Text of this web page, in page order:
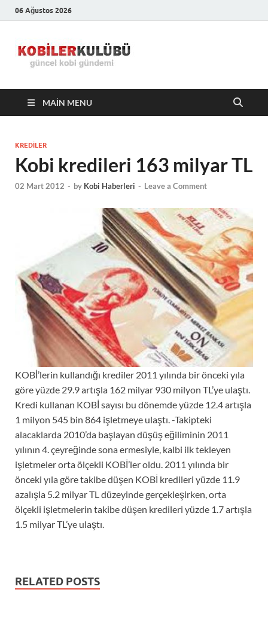
06 Ağustos 2026
Kulübü –
En Güncel
Haberleri
MAIN MENU
KREDILER
Kobi kredileri 163 milyar TL
02 Mart 2012 - by Kobi Haberleri - Leave a Comment
KOBİ’lerin kullandığı krediler 2011 yılında bir önceki yıla
göre yüzde 29.9 artışla 162 milyar 930 milyon TL’ye ulaştı.
Kredi kullanan KOBİ sayısı bu dönemde yüzde 12.4 artışla
1 milyon 545 bin 864 işletmeye ulaştı. -Takipteki
alacaklarda 2010’da başlayan düşüş eğiliminin 2011
yılının 4. çeyreğinde sona ermesiyle, kalbi ilk tekleyen
işletmeler orta ölçekli KOBİ’ler oldu. 2011 yılında bir
önceki yıla göre takibe düşen KOBİ kredileri yüzde 11.9
azalışla 5.2 milyar TL düzeyinde gerçekleşirken, orta
ölçekli işletmelerin takibe düşen kredileri yüzde 1.7 artışla
1.5 milyar TL’ye ulaştı.
RELATED POSTS